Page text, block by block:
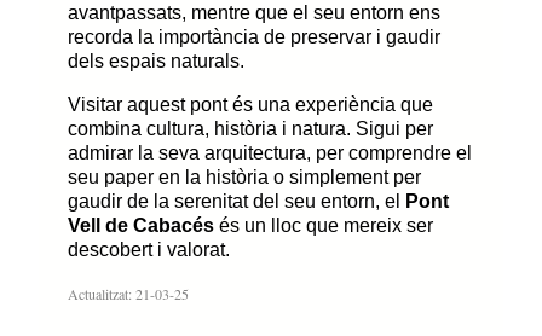
avantpassats, mentre que el seu entorn ens
recorda la importància de preservar i gaudir
dels espais naturals.
Visitar aquest pont és una experiència que
combina cultura, història i natura. Sigui per
admirar la seva arquitectura, per comprendre el
seu paper en la història o simplement per
gaudir de la serenitat del seu entorn, el
Pont
Vell de Cabacés és un lloc que mereix ser
descobert i valorat.
Actualitzat: 21-03-25